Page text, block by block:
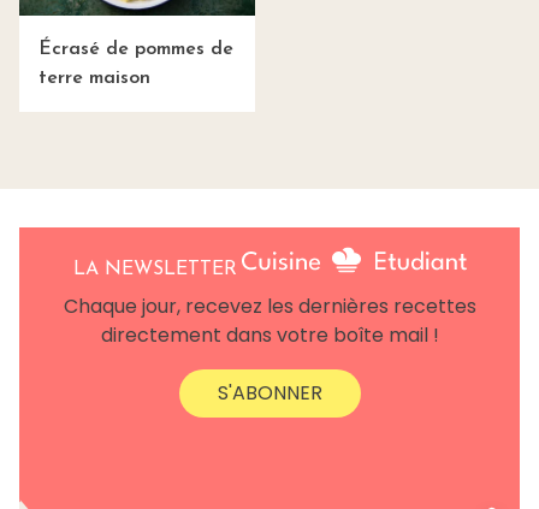
Écrasé de pommes de
terre maison
LA NEWSLETTER
Chaque jour, recevez les dernières recettes
directement dans votre boîte mail !
S'ABONNER